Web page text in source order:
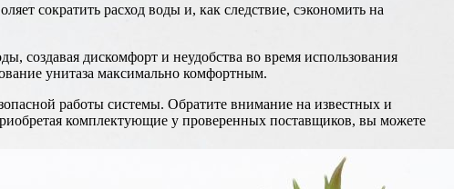
сократить расход воды и, как следствие, сэкономить на
создавая дискомфорт и неудобства во время использования
унитаза максимально комфортным.
работы системы. Обратите внимание на известных и
комплектующие у проверенных поставщиков, вы можете